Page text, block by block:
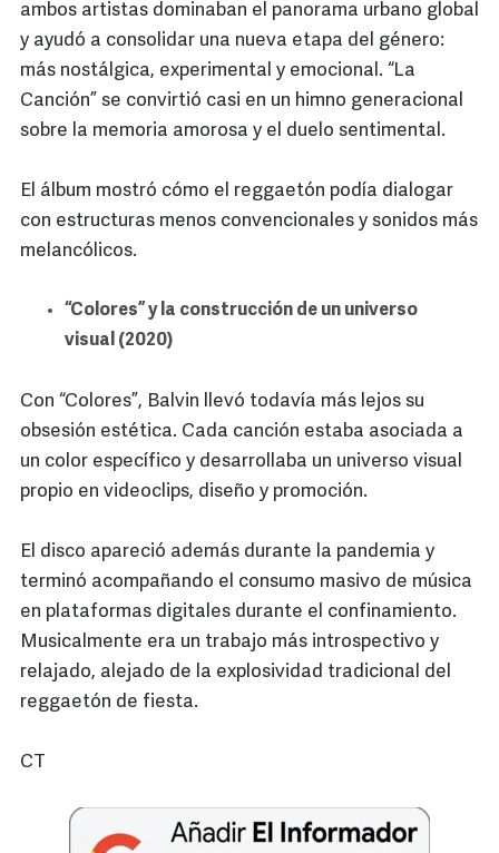
ambos artistas dominaban el panorama urbano global
y ayudó a consolidar una nueva etapa del género:
más nostálgica, experimental y emocional. “La
Canción” se convirtió casi en un himno generacional
sobre la memoria amorosa y el duelo sentimental.
El álbum mostró cómo el reggaetón podía dialogar
con estructuras menos convencionales y sonidos más
melancólicos.
“Colores” y la construcción de un universo
visual (2020)
Con “Colores”, Balvin llevó todavía más lejos su
obsesión estética. Cada canción estaba asociada a
un color específico y desarrollaba un universo visual
propio en videoclips, diseño y promoción.
El disco apareció además durante la pandemia y
terminó acompañando el consumo masivo de música
en plataformas digitales durante el confinamiento.
Musicalmente era un trabajo más introspectivo y
relajado, alejado de la explosividad tradicional del
reggaetón de fiesta.
CT